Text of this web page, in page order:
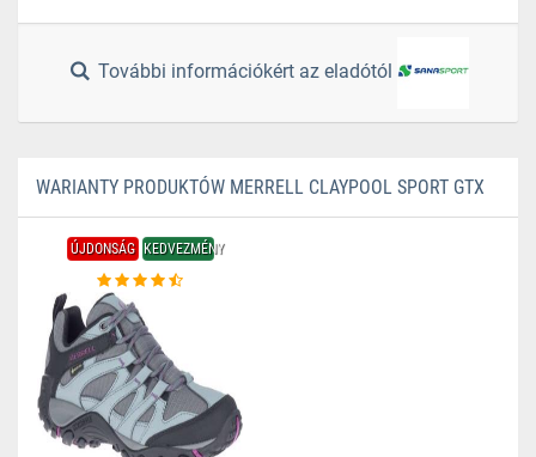
További információkért az eladótól
WARIANTY PRODUKTÓW MERRELL CLAYPOOL SPORT GTX
ÚJDONSÁG KEDVEZMÉNY